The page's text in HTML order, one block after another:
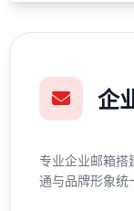
企
专业企业邮箱搭
通与品牌形象统